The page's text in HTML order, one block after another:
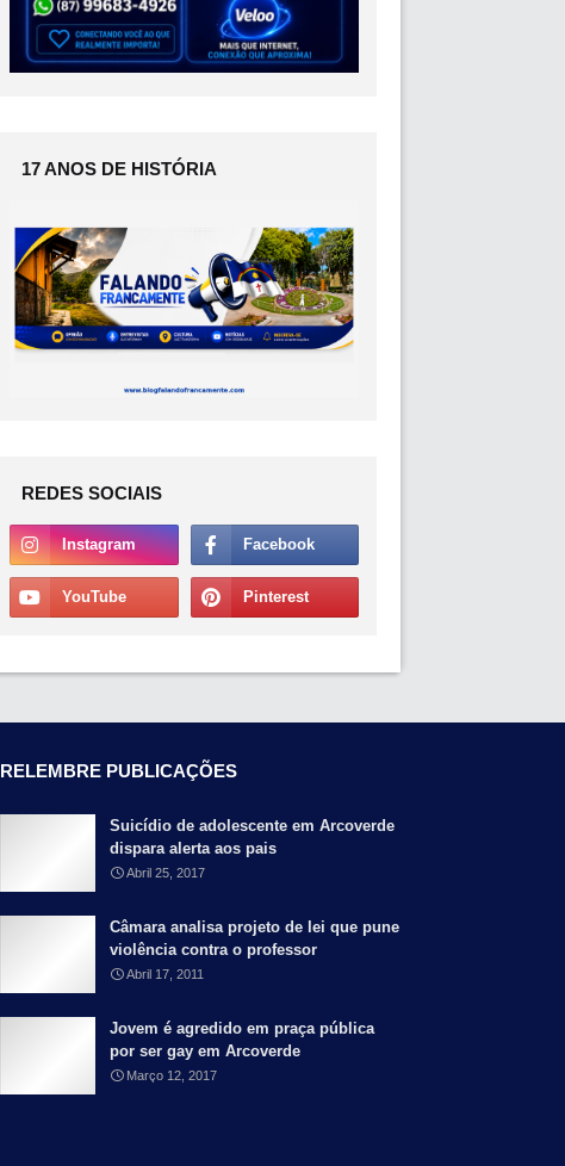
17 ANOS DE HISTÓRIA
REDES SOCIAIS
RELEMBRE PUBLICAÇÕES
Suicídio de adolescente em Arcoverde
dispara alerta aos pais
Abril 25, 2017
Câmara analisa projeto de lei que pune
violência contra o professor
Abril 17, 2011
Jovem é agredido em praça pública
por ser gay em Arcoverde
Março 12, 2017